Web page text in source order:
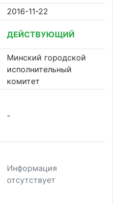
2016-11-22
ДЕЙСТВУЮЩИЙ
Минский городской
исполнительный
комитет
-
Информация
отсутствует